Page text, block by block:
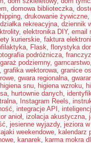
, domowa biblioteczka,
, drukowanie żywiczne,
działka rekreacyjna, dziennik
, elektronika DIY, email
kurierskie, faktura
, Flask, florystyka
podróżnicza,
garaż podziemny, garncarstwo,
, grafika wektorowa, granice
, gwara regionalna,
higiena snu, higiena wzroku,
, hurtownie danych,
, Instagram Reels,
, integracje API ,
anioł, izolacja akustyczna,
, jesienne wyjazdy, jeziora
weekendowe, kalendarz
, kanarek, karma mokra